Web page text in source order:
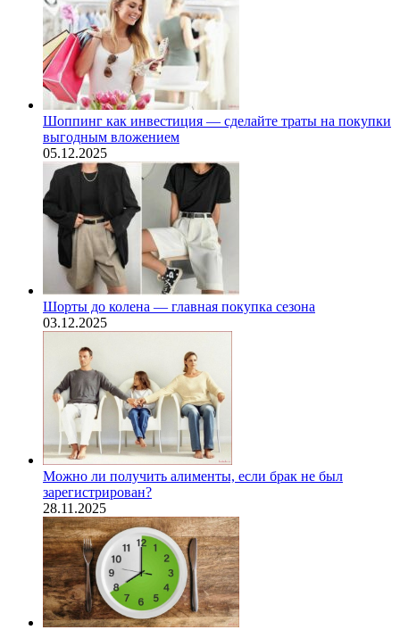
Шоппинг как инвестиция — сделайте траты на покупки
выгодным вложением
05.12.2025
Шорты до колена — главная покупка сезона
03.12.2025
Можно ли получить алименты, если брак не был
зарегистрирован?
28.11.2025